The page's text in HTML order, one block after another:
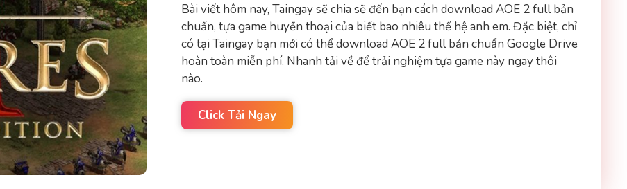
Bài viết hôm nay, Taingay sẽ chia sẽ đến bạn cách download AOE 2 full bản
chuẩn, tựa game huyền thoại của biết bao nhiêu thế hệ anh em. Đặc biệt, chỉ
có tại Taingay bạn mới có thể download AOE 2 full bản chuẩn Google Drive
hoàn toàn miễn phí. Nhanh tải về để trải nghiệm tựa game này ngay thôi
nào.
Click Tải Ngay